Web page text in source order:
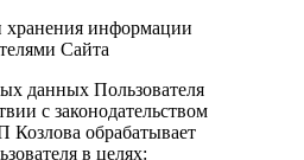
хранения информации
Сайта
данных Пользователя
с законодательством
обрабатывает
в целях: